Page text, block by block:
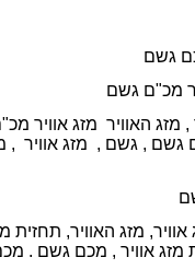
גשם
מכ"ם גשם
האוויר מזג אוויר
, גשם , מזג אוויר ,
מזג האוויר, תחזית
מזג אוויר , מכם גשם .